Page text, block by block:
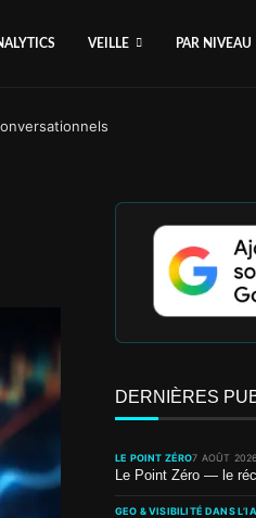
VEILLE PAR NIVEAU
DERNIÈRES
LE POINT ZÉRO7 AOÛT 2026
Le Point Zéro — le
GEO & VISIBILITÉ DANS L’IA